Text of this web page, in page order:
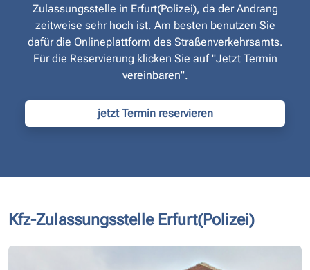
Zulassungsstelle in Erfurt(Polizei), da der Andrang
zeitweise sehr hoch ist. Am besten benutzen Sie
dafür die Onlineplattform des Straßen­verkehrsamts.
Für die Reservierung klicken Sie auf "Jetzt Termin
vereinbaren".
jetzt Termin reservieren
Kfz-Zulassungsstelle Erfurt(Polizei)